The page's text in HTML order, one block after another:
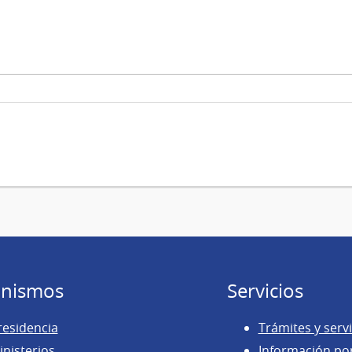
Servicios
Trámites y